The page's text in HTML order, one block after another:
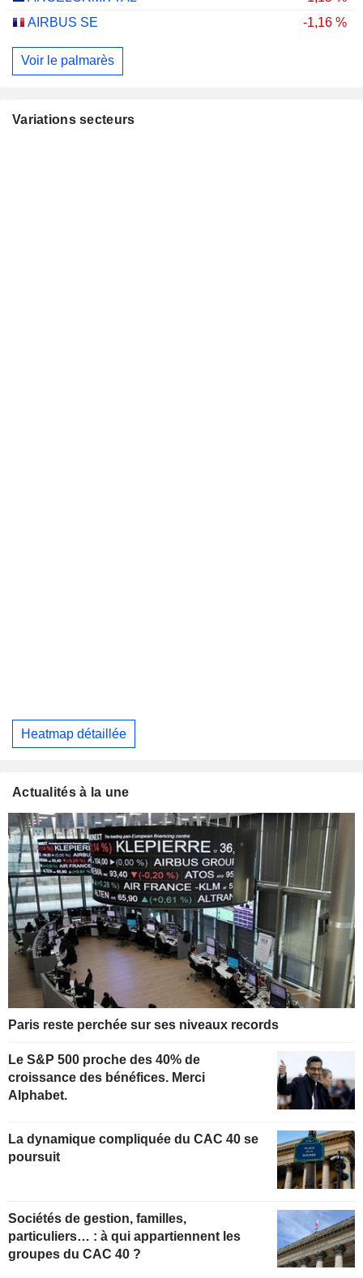
AIRBUS SE
-1,16 %
Voir le palmarès
Variations secteurs
Heatmap détaillée
Actualités à la une
Paris reste perchée sur ses niveaux records
Le S&P 500 proche des 40% de
croissance des bénéfices. Merci
Alphabet.
La dynamique compliquée du CAC 40 se
poursuit
Sociétés de gestion, familles,
particuliers… : à qui appartiennent les
groupes du CAC 40 ?